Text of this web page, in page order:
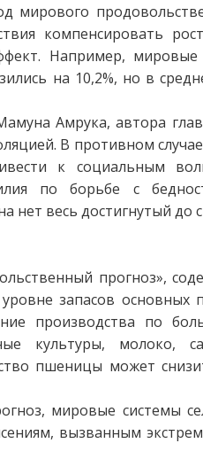
мирового
компенсировать
Например,
на 10,2%, но в
Амрука, автора
В противном
к социальным
по борьбе с
нет весь достигнутый до
прогноз»,
запасов основных
производства по
культуры, молоко,
пшеницы может
мировые системы
вызванным